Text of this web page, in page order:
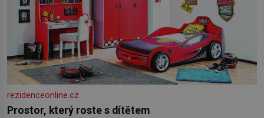
rezidenceonline.cz
Prostor, který roste s dítětem